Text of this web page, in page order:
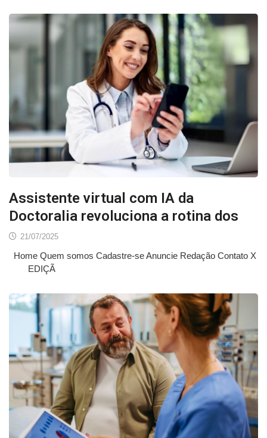
Assistente virtual com IA da
Doctoralia revoluciona a rotina dos
21/07/2025
Home Quem somos Cadastre-se Anuncie Redação Contato X
EDIÇÃ